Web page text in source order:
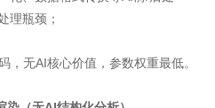
理瓶颈；
，无AI核心价值，参数权重最低。